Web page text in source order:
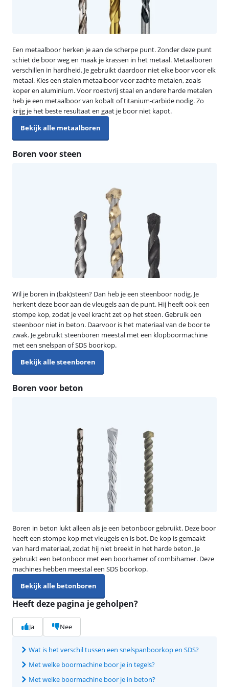
Een metaalboor herken je aan de scherpe punt. Zonder deze punt
schiet de boor weg en maak je krassen in het metaal. Metaalboren
verschillen in hardheid. Je gebruikt daardoor niet elke boor voor elk
metaal. Kies een stalen metaalboor voor zachte metalen, zoals
koper en aluminium. Voor roestvrij staal en andere harde metalen
heb je een metaalboor van kobalt of titanium-carbide nodig. Zo
krijg je het beste resultaat en gaat je boor niet kapot.
Bekijk alle metaalboren
Boren voor steen
Wil je boren in (bak)steen? Dan heb je een steenboor nodig. Je
herkent deze boor aan de vleugels aan de punt. Hij heeft ook een
stompe kop, zodat je veel kracht zet op het steen. Gebruik een
steenboor niet in beton. Daarvoor is het materiaal van de boor te
zwak. Je gebruikt steenboren meestal met een klopboormachine
met een snelspan of SDS boorkop.
Bekijk alle steenboren
Boren voor beton
Boren in beton lukt alleen als je een betonboor gebruikt. Deze boor
heeft een stompe kop met vleugels en is bot. De kop is gemaakt
van hard materiaal, zodat hij niet breekt in het harde beton. Je
gebruikt een betonboor met een boorhamer of combihamer. Deze
machines hebben meestal een SDS boorkop.
Bekijk alle betonboren
Heeft deze pagina je geholpen?
Ja Nee
Wat is het verschil tussen een snelspanboorkop en SDS?
Met welke boormachine boor je in tegels?
Met welke boormachine boor je in beton?